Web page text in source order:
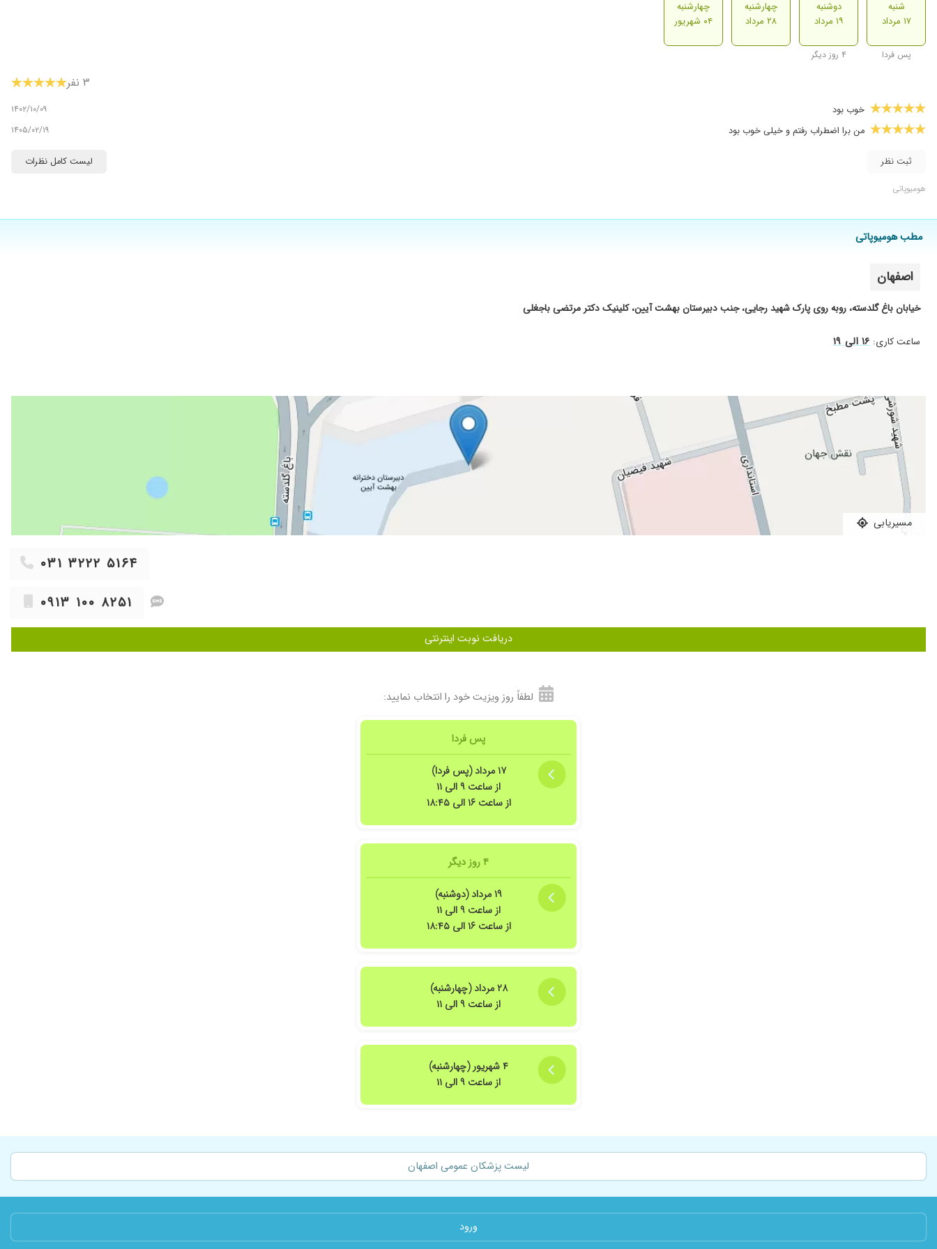
شنبه
۱۷ مرداد
پس فردا
دوشنبه
۱۹ مرداد
۴ روز دیگر
چهارشنبه
۲۸ مرداد
چهارشنبه
۰۴ شهریور
۳ نفر
خوب بود ۱۴۰۲/۱۰/۰۹
من برا اضطراب رفتم و خیلی خوب بود ۱۴۰۵/۰۲/۱۹
ثبت نظر لیست کامل نظرات
هومیوپاتی
مطب هومیوپاتی
اصفهان
خیابان باغ گلدسته، روبه روی پارک شهید رجایی، جنب دبیرستان بهشت آیین، کلینیک دکتر مرتضی باجغلی
ساعت کاری: ۱۶ الی ۱۹
مسیریابی
۰۳۱ ۳۲۲۲ ۵۱۶۴
۰۹۱۳ ۱۰۰ ۸۲۵۱
دریافت نوبت اینترنتی
لطفاً روز ویزیت خود را انتخاب نمایید:
پس فردا
۱۷ مرداد (پس فردا)
از ساعت ۹ الی ۱۱
از ساعت ۱۶ الی ۱۸:۴۵
۴ روز دیگر
۱۹ مرداد (دوشنبه)
از ساعت ۹ الی ۱۱
از ساعت ۱۶ الی ۱۸:۴۵
۲۸ مرداد (چهارشنبه)
از ساعت ۹ الی ۱۱
۴ شهریور (چهارشنبه)
از ساعت ۹ الی ۱۱
لیست پزشکان عمومی اصفهان
ورود